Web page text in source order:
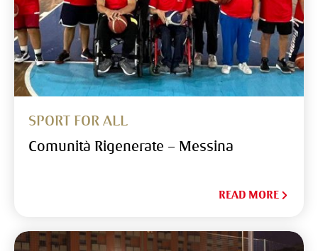
SPORT FOR ALL
Comunità Rigenerate – Messina
READ MORE